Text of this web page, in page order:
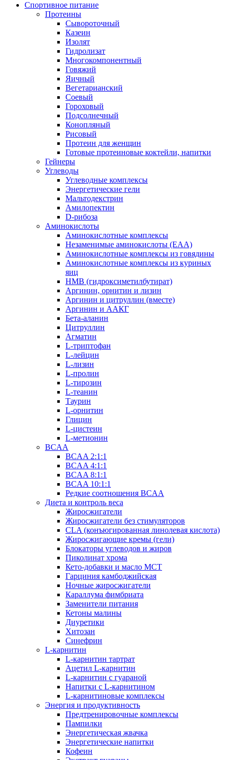
Спортивное питание
Протеины
Сывороточный
Казеин
Изолят
Гидролизат
Многокомпонентный
Говяжий
Яичный
Вегетарианский
Соевый
Гороховый
Подсолнечный
Конопляный
Рисовый
Протеин для женщин
Готовые протеиновые коктейли, напитки
Гейнеры
Углеводы
Углеводные комплексы
Энергетические гели
Мальтодекстрин
Амилопектин
D-рибоза
Аминокислоты
Аминокислотные комплексы
Незаменимые аминокислоты (EAA)
Аминокислотные комплексы из говядины
Аминокислотные комплексы из куриных
яиц
HMB (гидроксиметилбутират)
Аргинин, орнитин и лизин
Аргинин и цитруллин (вместе)
Аргинин и ААКГ
Бета-аланин
Цитруллин
Агматин
L-триптофан
L-лейцин
L-лизин
L-пролин
L-тирозин
L-теанин
Таурин
L-орнитин
Глицин
L-цистеин
L-метионин
BCAA
BCAA 2:1:1
BCAA 4:1:1
BCAA 8:1:1
BCAA 10:1:1
Редкие соотношения BCAA
Диета и контроль веса
Жиросжигатели
Жиросжигатели без стимуляторов
CLA (конъюгированная линолевая кислота)
Жиросжигающие кремы (гели)
Блокаторы углеводов и жиров
Пиколинат хрома
Кето-добавки и масло МСТ
Гарциния камбоджийская
Ночные жиросжигатели
Караллума фимбриата
Заменители питания
Кетоны малины
Диуретики
Хитозан
Синефрин
L-карнитин
L-карнитин тартрат
Ацетил L-карнитин
L-карнитин с гуараной
Напитки c L-карнитином
L-карнитиновые комплексы
Энергия и продуктивность
Предтренировочные комплексы
Пампилки
Энергетическая жвачка
Энергетические напитки
Кофеин